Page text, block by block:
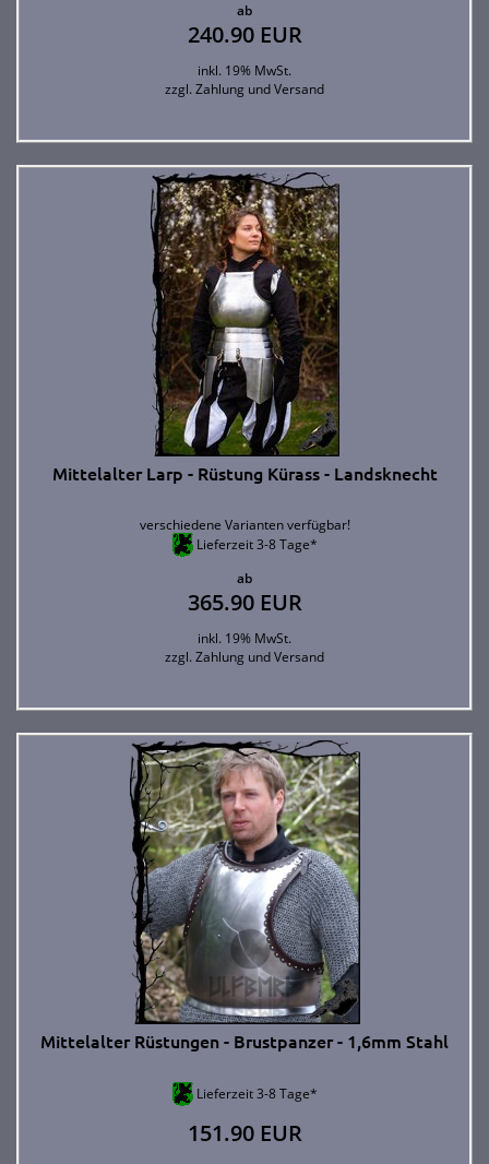
ab
240.90 EUR
inkl. 19% MwSt.
zzgl.Zahlung und Versand
Mittelalter Larp - Rüstung Kürass - Landsknecht
verschiedene Varianten verfügbar!
Lieferzeit 3-8 Tage*
ab
365.90 EUR
inkl. 19% MwSt.
zzgl.Zahlung und Versand
Mittelalter Rüstungen - Brustpanzer - 1,6mm Stahl
Lieferzeit 3-8 Tage*
151.90 EUR